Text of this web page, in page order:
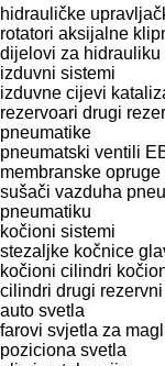
hidrauličke
rotatori aksijalne
dijelovi za hidrauliku
izduvni sistemi
izduvne cijevi
rezervoari drugi
pneumatikе
pneumatski ventili
membranske
sušači vazduha
pneumatiku
kočioni sistemi
stezaljkе kočnice
kočioni cilindri
cilindri drugi
auto svetla
farovi svjetla za
poziciona svetla